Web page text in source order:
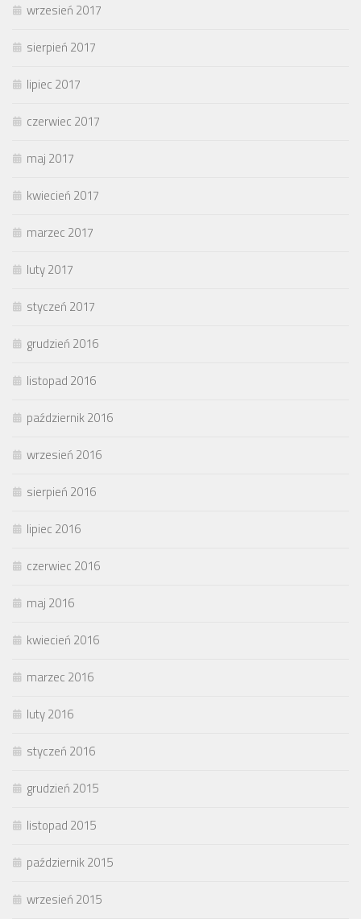
wrzesień 2017
sierpień 2017
lipiec 2017
czerwiec 2017
maj 2017
kwiecień 2017
marzec 2017
luty 2017
styczeń 2017
grudzień 2016
listopad 2016
październik 2016
wrzesień 2016
sierpień 2016
lipiec 2016
czerwiec 2016
maj 2016
kwiecień 2016
marzec 2016
luty 2016
styczeń 2016
grudzień 2015
listopad 2015
październik 2015
wrzesień 2015